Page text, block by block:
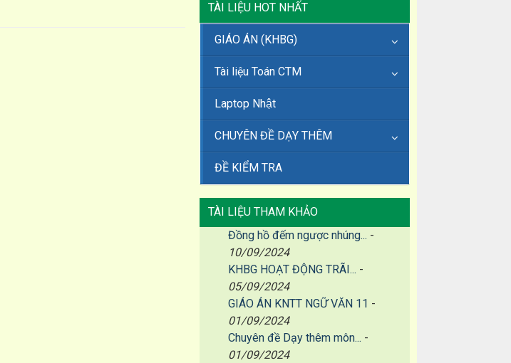
TÀI LIỆU HOT NHẤT
GIÁO ÁN (KHBG)
Tài liệu Toán CTM
Laptop Nhật
CHUYÊN ĐỀ DẠY THÊM
ĐỀ KIỂM TRA
TÀI LIỆU THAM KHẢO
Đồng hồ đếm ngược nhúng... -
10/09/2024
KHBG HOẠT ĐỘNG TRÃI... -
05/09/2024
GIÁO ÁN KNTT NGỮ VĂN 11 -
01/09/2024
Chuyên đề Dạy thêm môn... -
01/09/2024